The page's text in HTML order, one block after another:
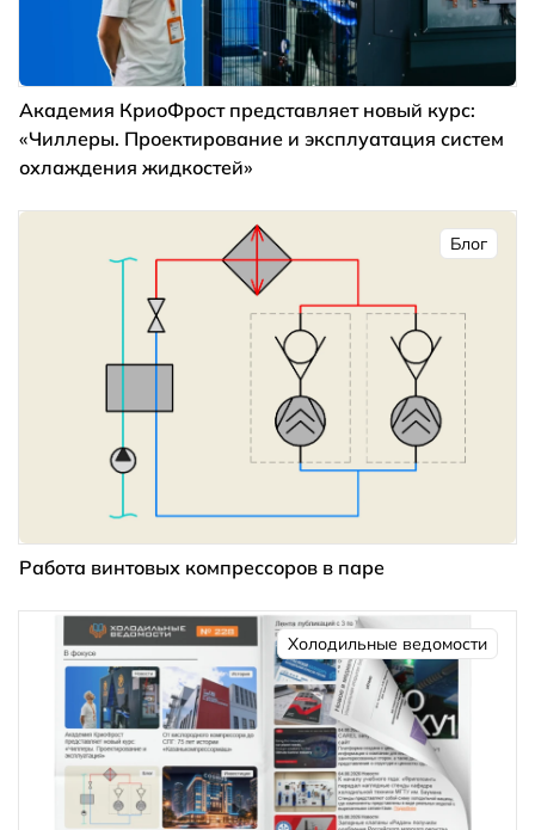
Академия КриоФрост представляет новый курс:
«Чиллеры. Проектирование и эксплуатация систем
охлаждения жидкостей»
Блог
Работа винтовых компрессоров в паре
Холодильные ведомости